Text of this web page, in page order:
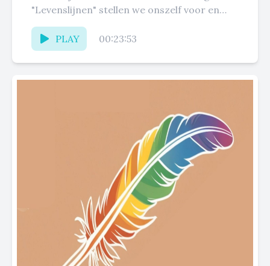
"Levenslijnen" stellen we onszelf voor en
delen we het...
PLAY
00:23:53